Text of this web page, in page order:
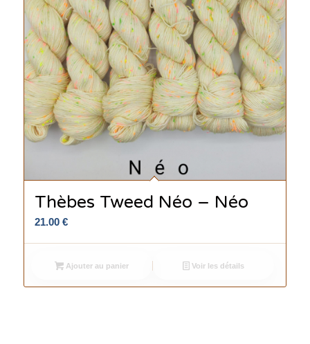
Thèbes Tweed Néo – Néo
21.00 €
Ajouter au panier Voir les détails